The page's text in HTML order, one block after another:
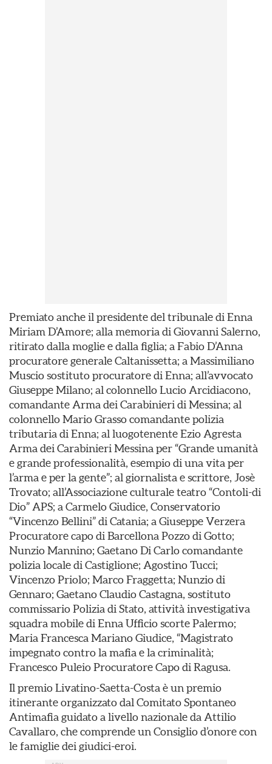
Premiato anche il presidente del tribunale di Enna
Miriam D’Amore; alla memoria di Giovanni Salerno,
ritirato dalla moglie e dalla figlia; a Fabio D’Anna
procuratore generale Caltanissetta; a Massimiliano
Muscio sostituto procuratore di Enna; all’avvocato
Giuseppe Milano; al colonnello Lucio Arcidiacono,
comandante Arma dei Carabinieri di Messina; al
colonnello Mario Grasso comandante polizia
tributaria di Enna; al luogotenente Ezio Agresta
Arma dei Carabinieri Messina per “Grande umanità
e grande professionalità, esempio di una vita per
l’arma e per la gente”; al giornalista e scrittore, Josè
Trovato; all’Associazione culturale teatro “Contoli-di
Dio” APS; a Carmelo Giudice, Conservatorio
“Vincenzo Bellini” di Catania; a Giuseppe Verzera
Procuratore capo di Barcellona Pozzo di Gotto;
Nunzio Mannino; Gaetano Di Carlo comandante
polizia locale di Castiglione; Agostino Tucci;
Vincenzo Priolo; Marco Fraggetta; Nunzio di
Gennaro; Gaetano Claudio Castagna, sostituto
commissario Polizia di Stato, attività investigativa
squadra mobile di Enna Ufficio scorte Palermo;
Maria Francesca Mariano Giudice, “Magistrato
impegnato contro la mafia e la criminalità;
Francesco Puleio Procuratore Capo di Ragusa.
Il premio Livatino-Saetta-Costa è un premio
itinerante organizzato dal Comitato Spontaneo
Antimafia guidato a livello nazionale da Attilio
Cavallaro, che comprende un Consiglio d’onore con
le famiglie dei giudici-eroi.